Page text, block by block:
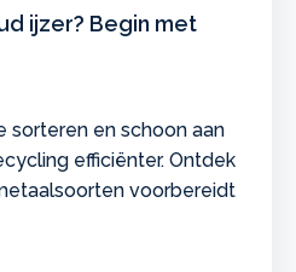
ijzer? Begin met
sorteren en schoon aan
efficiënter. Ontdek
voorbereidt